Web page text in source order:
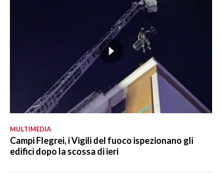
MULTIMEDIA
Campi Flegrei, i Vigili del fuoco ispezionano gli
edifici dopo la scossa di ieri